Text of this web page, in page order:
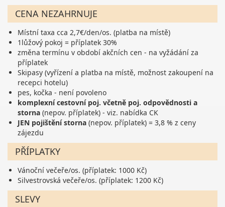
CENA NEZAHRNUJE
Místní taxa cca 2,7€/den/os. (platba na místě)
1lůžový pokoj = příplatek 30%
změna termínu v období akčních cen - na vyžádání za
příplatek
Skipasy (vyřízení a platba na místě, možnost zakoupení na
recepci hotelu)
pes, kočka - není povoleno
komplexní cestovní poj. včetně poj. odpovědnosti a
storna (nepov. příplatek) - viz. nabídka CK
JEN pojištění storna (nepov. příplatek) = 3,8 % z ceny
zájezdu
PŘÍPLATKY
Vánoční večeře/os. (příplatek: 1000 Kč)
Silvestrovská večeře/os. (příplatek: 1200 Kč)
SLEVY